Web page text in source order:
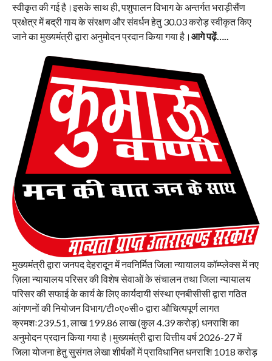
स्वीकृत की गई है।इसके साथ ही, पशुपालन विभाग के अन्तर्गत भराड़ीसैंण
प्रक्षेत्र में बद्री गाय के संरक्षण और संवर्धन हेतु 30.03 करोड़ स्वीकृत किए
जाने का मुख्यमंत्री द्वारा अनुमोदन प्रदान किया गया है। आगे पढ़ें…..
मुख्यमंत्री द्वारा जनपद देहरादून में नवनिर्मित जिला न्यायालय कॉम्प्लेक्स में नए
ज़िला न्यायालय परिसर की विशेष सेवाओं के संचालन तथा जिला न्यायालय
परिसर की सफाई के कार्य के लिए कार्यदायी संस्था एनबीसीसी द्वारा गठित
आंगणनों की नियोजन विभाग/टी०ए०सी० द्वारा औचित्यपूर्ण लागत
क्रमशः239.51, लाख 199.86 लाख (कुल 4.39 करोड़) धनराशि का
अनुमोदन प्रदान किया गया है।मुख्यमंत्री द्वारा वित्तीय वर्ष 2026-27 में
जिला योजना हेतु सुसंगत लेखा शीर्षकों में प्राविधानित धनराशि 1018 करोड़